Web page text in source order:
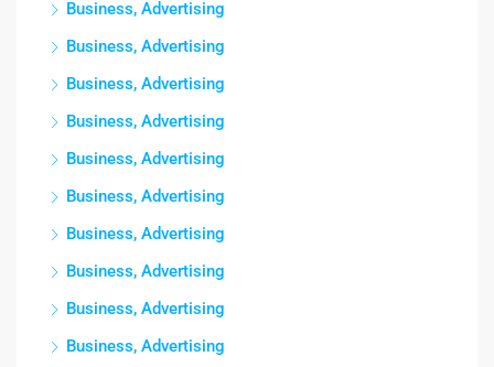
Business, Advertising
Business, Advertising
Business, Advertising
Business, Advertising
Business, Advertising
Business, Advertising
Business, Advertising
Business, Advertising
Business, Advertising
Business, Advertising